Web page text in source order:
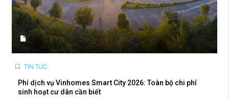
TIN TỨC
Phí dịch vụ Vinhomes Smart City 2026: Toàn bộ chi phí
sinh hoạt cư dân cần biết